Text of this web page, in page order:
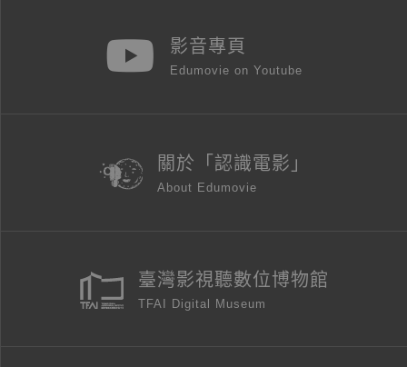
影音專頁
Edumovie on Youtube
關於「認識電影」
About Edumovie
臺灣影視聽數位博物館
TFAI Digital Museum